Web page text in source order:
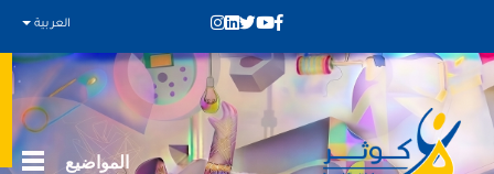
العربية
المواضيع